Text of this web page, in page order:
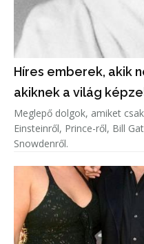
Híres emberek, akik
akiknek a világ
Meglepő dolgok, amiket
Einsteinről, Prince-ről, Bill
Snowdenről.